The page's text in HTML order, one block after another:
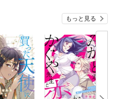
もっと見る